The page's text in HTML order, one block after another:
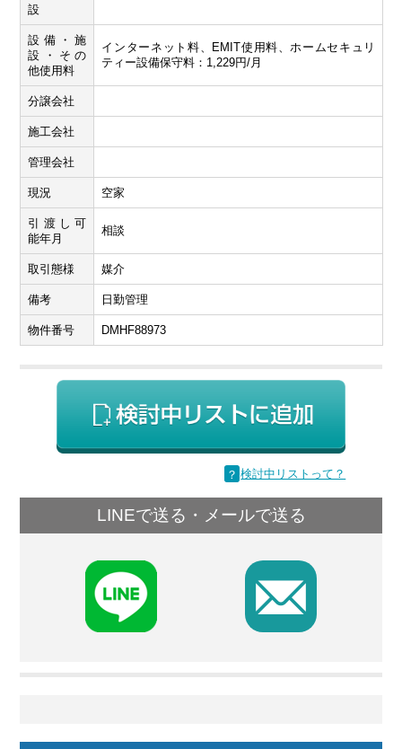
設
設備・施
設・その
他使用料
インターネット料、EMIT使用料、ホームセキュリ
ティー設備保守料：1,229円/月
分譲会社
施工会社
管理会社
現況 空家
引渡し可
能年月
相談
取引態様 媒介
備考 日勤管理
物件番号 DMHF88973
？ 検討中リストって？
LINEで送る・メールで送る
F